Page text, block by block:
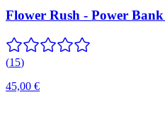
Flower Rush - Power
(15)
45,00 €